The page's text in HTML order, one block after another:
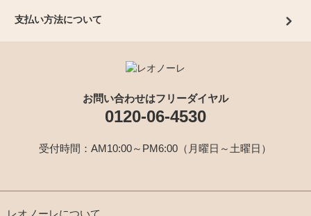
支払い方法について
お問い合わせはフリーダイヤル
0120-06-4530
受付時間：AM10:00～PM6:00（月曜日～土曜日）
レオノーレについて